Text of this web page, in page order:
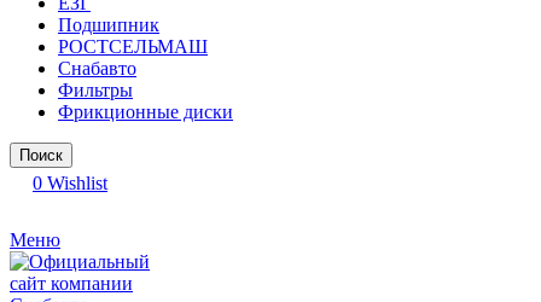
Подшипник
РОСТСЕЛЬМАШ
Снабавто
Фильтры
Фрикционные диски
Поиск
0 Wishlist
Меню